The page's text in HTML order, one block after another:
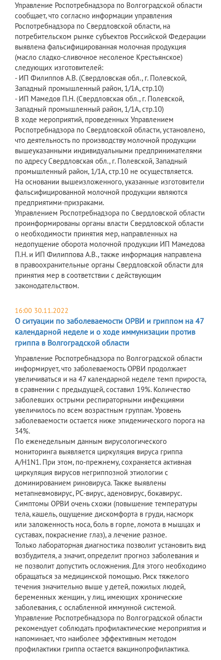
Управление Роспотребнадзора по Волгоградской области
сообщает, что согласно информации управления
Роспотребнадзора по Свердловской области, на
потребительском рынке субъектов Российской Федерации
выявлена фальсифицированная молочная продукция
(масло сладко-сливочное несоленое Крестьянское)
следующих изготовителей:
- ИП Филиппов А.В. (Свердловская обл., г. Полевской,
Западный промышленный район, 1/1А, стр.10)
- ИП Мамедов П.Н. (Свердловская обл., г. Полевской,
Западный промышленный район, 1/1А, стр.10)
В ходе мероприятий, проведенных Управлением
Роспотребнадзора по Свердловской области, установлено,
что деятельность по производству молочной продукции
вышеуказанными индивидуальными предпринимателями
по адресу Свердловская обл., г. Полевской, Западный
промышленный район, 1/1А, стр.10 не осуществляется.
На основании вышеизложенного, указанные изготовители
фальсифицированной молочной продукции являются
предприятими-призраками.
Управлением Роспотребнадзора по Свердловской области
проинформированы органы власти Свердловской области
о необходимости принятия мер, направленных на
недопущение оборота молочной продукции ИП Мамедова
П.Н. и ИП Филиппова А.В., также информация направлена
в правоохранительные органы Свердловской области для
принятия мер в соответствии с действующим
законодательством.
16:00 30.11.2022
О ситуации по заболеваемости ОРВИ и гриппом на 47
календарной неделе и о ходе иммунизации против
гриппа в Волгоградской области
Управление Роспотребнадзора по Волгоградской области
информирует, что заболеваемость ОРВИ продолжает
увеличиваться и на 47 календарной неделе темп прироста,
в сравнении с предыдущей, составил 19%. Количество
заболевших острыми респираторными инфекциями
увеличилось по всем возрастным группам. Уровень
заболеваемости остается ниже эпидемического порога на
34%.
По еженедельным данным вирусологического
мониторинга выявляется циркуляция вируса гриппа
А/H1N1. При этом, по-прежнему, сохраняется активная
циркуляция вирусов негриппозной этиологии с
доминированием риновируса. Также выявлены
метапневмовирус, РС-вирус, аденовирус, бокавирус.
Симптомы ОРВИ очень схожи (повышение температуры
тела, кашель, ощущение дискомфорта в груди, насморк
или заложенность носа, боль в горле, ломота в мышцах и
суставах, покраснение глаз), а лечение разное.
Только лабораторная диагностика позволит установить вид
возбудителя, а значит, определит прогноз заболевания и
не позволит допустить осложнения. Для этого необходимо
обращаться за медицинской помощью. Риск тяжелого
течения значительно выше у детей, пожилых людей,
беременных женщин, у лиц, имеющих хронические
заболевания, с ослабленной иммунной системой.
Управление Роспотребнадзора по Волгоградской области
рекомендует соблюдать профилактические мероприятия и
напоминает, что наиболее эффективным методом
профилактики гриппа остается вакцинопрофилактика.